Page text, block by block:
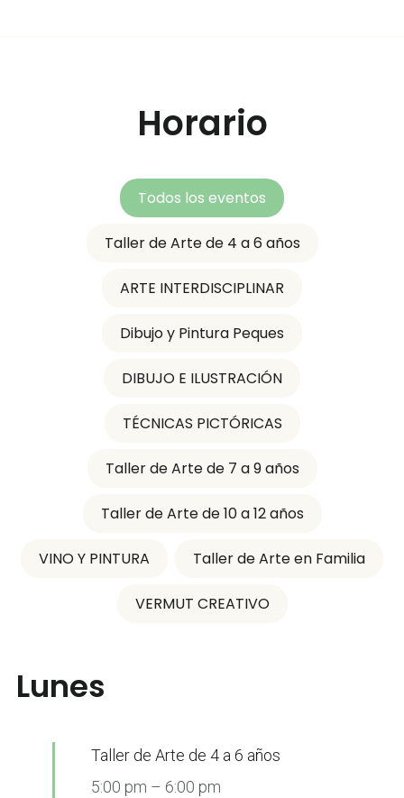
Horario
Todos los eventos
Taller de Arte de 4 a 6 años
ARTE INTERDISCIPLINAR
Dibujo y Pintura Peques
DIBUJO E ILUSTRACIÓN
TÉCNICAS PICTÓRICAS
Taller de Arte de 7 a 9 años
Taller de Arte de 10 a 12 años
VINO Y PINTURA Taller de Arte en Familia
VERMUT CREATIVO
Lunes
Taller de Arte de 4 a 6 años
5:00 pm – 6:00 pm